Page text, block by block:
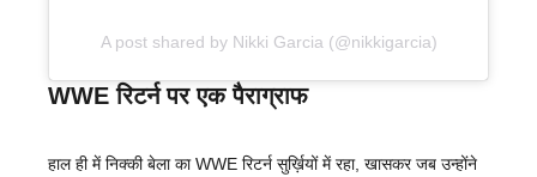
A post shared by Nikki Garcia (@nikkigarcia)
WWE रिटर्न पर एक पैराग्राफ
हाल ही में निक्की बेला का WWE रिटर्न सुर्ख़ियों में रहा, खासकर जब उन्होंने